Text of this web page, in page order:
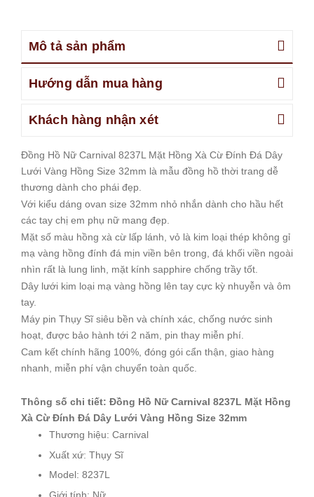
Mô tả sản phẩm
Hướng dẫn mua hàng
Khách hàng nhận xét
Đồng Hồ Nữ Carnival 8237L Mặt Hồng Xà Cừ Đính Đá Dây
Lưới Vàng Hồng Size 32mm là mẫu đồng hồ thời trang dễ
thương dành cho phái đẹp.
Với kiểu dáng ovan size 32mm nhỏ nhắn dành cho hầu hết
các tay chị em phụ nữ mang đẹp.
Mặt số màu hồng xà cừ lấp lánh, vỏ là kim loại thép không gỉ
mạ vàng hồng đính đá mịn viền bên trong, đá khối viền ngoài
nhìn rất là lung linh, mặt kính sapphire chống trầy tốt.
Dây lưới kim loại mạ vàng hồng lên tay cực kỳ nhuyễn và ôm
tay.
Máy pin Thụy Sĩ siêu bền và chính xác, chống nước sinh
hoạt, được bảo hành tới 2 năm, pin thay miễn phí.
Cam kết chính hãng 100%, đóng gói cẩn thận, giao hàng
nhanh, miễn phí vận chuyển toàn quốc.
Thông số chi tiết: Đồng Hồ Nữ Carnival 8237L Mặt Hồng
Xà Cừ Đính Đá Dây Lưới Vàng Hồng Size 32mm
Thương hiệu: Carnival
Xuất xứ: Thụy Sĩ
Model: 8237L
Giới tính: Nữ